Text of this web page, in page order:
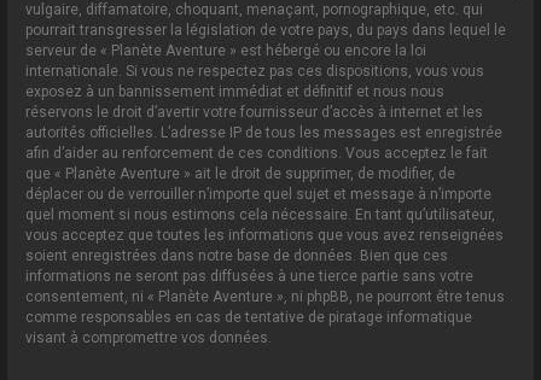
vulgaire, diffamatoire, choquant, menaçant, pornographique, etc. qui
pourrait transgresser la législation de votre pays, du pays dans lequel le
serveur de « Planète Aventure » est hébergé ou encore la loi
internationale. Si vous ne respectez pas ces dispositions, vous vous
exposez à un bannissement immédiat et définitif et nous nous
réservons le droit d’avertir votre fournisseur d’accès à internet et les
autorités officielles. L’adresse IP de tous les messages est enregistrée
afin d’aider au renforcement de ces conditions. Vous acceptez le fait
que « Planète Aventure » ait le droit de supprimer, de modifier, de
déplacer ou de verrouiller n’importe quel sujet et message à n’importe
quel moment si nous estimons cela nécessaire. En tant qu’utilisateur,
vous acceptez que toutes les informations que vous avez renseignées
soient enregistrées dans notre base de données. Bien que ces
informations ne seront pas diffusées à une tierce partie sans votre
consentement, ni « Planète Aventure », ni phpBB, ne pourront être tenus
comme responsables en cas de tentative de piratage informatique
visant à compromettre vos données.